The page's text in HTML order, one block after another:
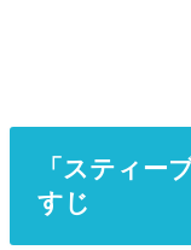
「スティー
すじ